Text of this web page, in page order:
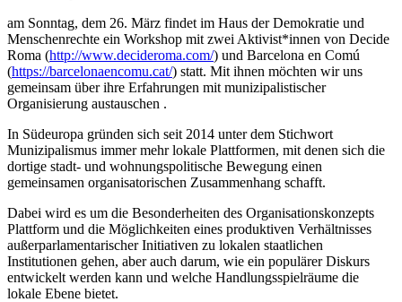
am Sonntag, dem 26. März findet im Haus der Demokratie und
Menschenrechte ein Workshop mit zwei Aktivist*innen von Decide
Roma (http://www.decideroma.com/) und Barcelona en Comú
(https://barcelonaencomu.cat/) statt. Mit ihnen möchten wir uns
gemeinsam über ihre Erfahrungen mit munizipalistischer
Organisierung austauschen .
In Südeuropa gründen sich seit 2014 unter dem Stichwort
Munizipalismus immer mehr lokale Plattformen, mit denen sich die
dortige stadt- und wohnungspolitische Bewegung einen
gemeinsamen organisatorischen Zusammenhang schafft.
Dabei wird es um die Besonderheiten des Organisationskonzepts
Plattform und die Möglichkeiten eines produktiven Verhältnisses
außerparlamentarischer Initiativen zu lokalen staatlichen
Institutionen gehen, aber auch darum, wie ein populärer Diskurs
entwickelt werden kann und welche Handlungsspielräume die
lokale Ebene bietet.